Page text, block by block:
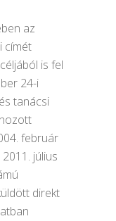
az
címét
is fel
24-i
tanácsi
február
július
direkt